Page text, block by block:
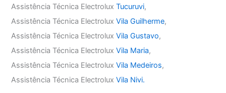
Assistência Técnica ElectroluxTucuruvi,
Assistência Técnica ElectroluxVila Guilherme,
Assistência Técnica ElectroluxVila Gustavo,
Assistência Técnica ElectroluxVila Maria,
Assistência Técnica ElectroluxVila Medeiros,
Assistência Técnica ElectroluxVila Nivi.